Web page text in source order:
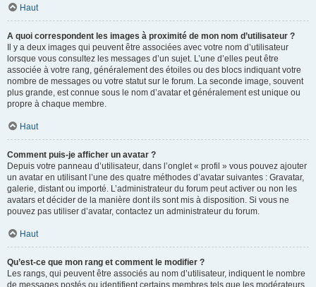
Haut
A quoi correspondent les images à proximité de mon nom d’utilisateur ?
Il y a deux images qui peuvent être associées avec votre nom d’utilisateur
lorsque vous consultez les messages d’un sujet. L’une d’elles peut être
associée à votre rang, généralement des étoiles ou des blocs indiquant votre
nombre de messages ou votre statut sur le forum. La seconde image, souvent
plus grande, est connue sous le nom d’avatar et généralement est unique ou
propre à chaque membre.
Haut
Comment puis-je afficher un avatar ?
Depuis votre panneau d’utilisateur, dans l’onglet « profil » vous pouvez ajouter
un avatar en utilisant l’une des quatre méthodes d’avatar suivantes : Gravatar,
galerie, distant ou importé. L’administrateur du forum peut activer ou non les
avatars et décider de la manière dont ils sont mis à disposition. Si vous ne
pouvez pas utiliser d’avatar, contactez un administrateur du forum.
Haut
Qu’est-ce que mon rang et comment le modifier ?
Les rangs, qui peuvent être associés au nom d’utilisateur, indiquent le nombre
de messages postés ou identifient certains membres tels que les modérateurs